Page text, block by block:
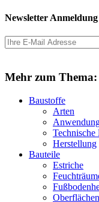
Newsletter Anmeldung
Mehr zum
Baustoffe
Arten
Technische
Herstellung
Bauteile
Estriche
Oberflächen